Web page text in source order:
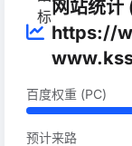
网站统计
https://
百度权重 (PC)
预计来路